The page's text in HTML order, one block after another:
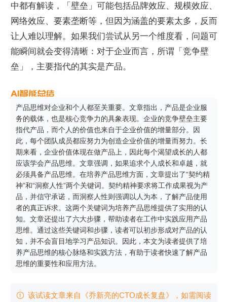
中都有解读，「壁垒」可能包括品牌效应、规模效应、
网络效应、要素垄断等，但因为涵盖的要素太多，反而
让人难以理解。如果我们尝试从另一个维度看，问题可
能瞬间就会变得清晰：对于企业而言，所谓「竞争壁
垒」，主要指代的其实是产品。
产品思维对企业和个人都至关重要。文章指出，产品是企业服
务的载体，也是核心竞争力的具象表现。企业的竞争壁垒主要
指代产品，而个人的价值也来自于企业价值的增量部分。因
此，每个团队成员都应努力为创造企业价值的增量而努力。长
期来看，企业价值体现在做产品上，因此每个渴望成长的人都
应该学会产品思维。文章强调，如果追求个人成长和卓越，就
必须具备产品思维。在培养产品思维方面，文章提出了“契约精
神”和“洞察人性”两个关键词。契约精神要求将工作成果视为产
品，并信守承诺，而洞察人性则强调以人为本，了解产品使用
者的真正诉求。这两个关键词为培养产品思维提供了实用的认
知。文章还提出了六大步骤，帮助读者在工作中实践应用产品
思维。通过这些关键词和步骤，读者可以初步形成对产品的认
知，并不会盲目地学习产品知识。因此，本文为读者提供了培
养产品思维的核心脉络和实践方法，有助于读者快速了解产品
思维的重要性和应用方法。
 该试读文章来自《乔新亮的CTO成长复盘》，如需阅读